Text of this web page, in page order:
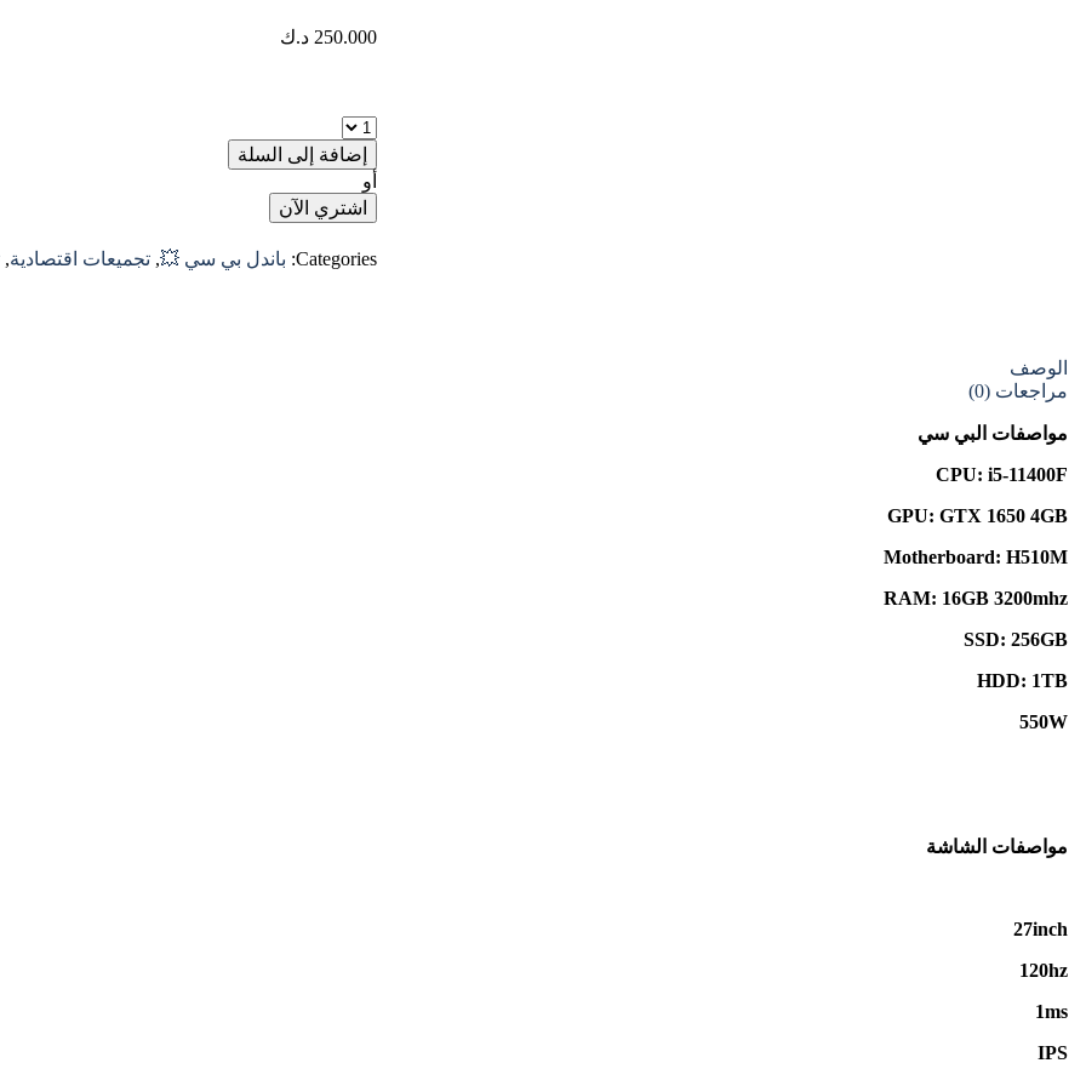
250.000 د.ك
إضافة إلى السلة
أو
اشتري الآن
Categories: باندل بي سي 💥, تجميعات اقتصادية,
الوصف
مراجعات (0)
مواصفات البي سي
CPU: i5-11400F
GPU: GTX 1650 4GB
Motherboard: H510M
RAM: 16GB 3200mhz
SSD: 256GB
HDD: 1TB
550W
مواصفات الشاشة
27inch
120hz
1ms
IPS